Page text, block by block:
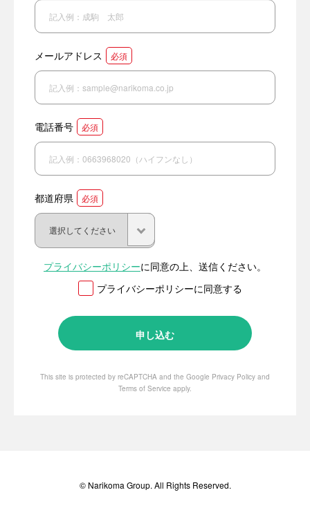
メールアドレス 必須
電話番号 必須
都道府県 必須
プライバシーポリシーに同意の上、送信ください。
プライバシーポリシーに同意する
This site is protected by reCAPTCHA and the Google Privacy Policy and
Terms of Service apply.
© Narikoma Group. All Rights Reserved.